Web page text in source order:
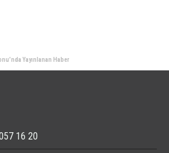
Yayınlanan Haber
16 20